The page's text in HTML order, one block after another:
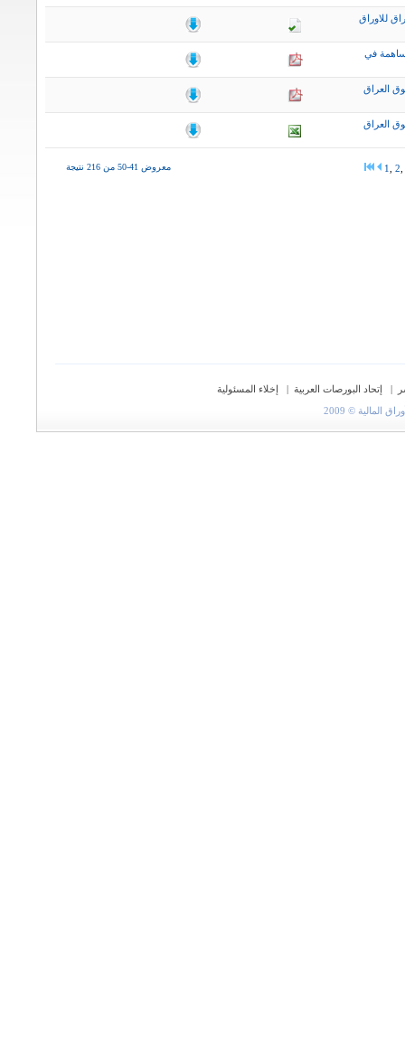
للاوراق
في
العراق
العراق
معروض 41-50 من 216 نتيجة 1 2
| إتحاد البورصات العربية |
إخلاء المسئولية
© 2009